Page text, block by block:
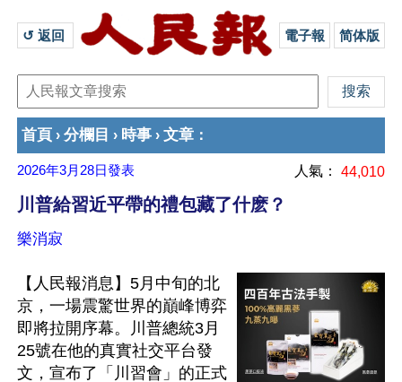
↺ 返回 電子報 简体版
首頁 › 分欄目 › 時事 › 文章 ：
2026年3月28日發表 人氣： 44,010
川普給習近平帶的禮包藏了什麽？
樂消寂
【人民報消息】5月中旬的北
京，一場震驚世界的巔峰博弈
即將拉開序幕。川普總統3月
25號在他的真實社交平台發
文，宣布了「川習會」的正式